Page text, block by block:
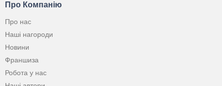
Про Компанію
Про нас
Наші нагороди
Новини
Франшиза
Робота у нас